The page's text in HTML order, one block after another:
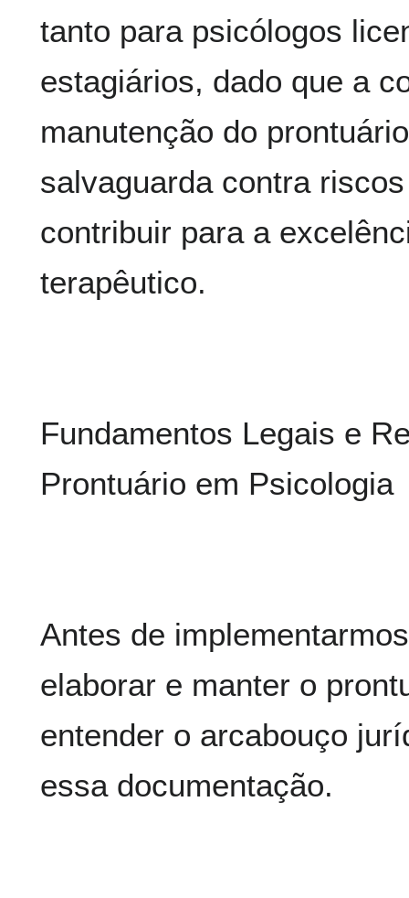
tanto para psicólogos
estagiários, dado que a
manutenção do
salvaguarda contra
contribuir para a
terapêutico.
Fundamentos Legais e
Prontuário em Psicologia
Antes de
elaborar e manter o
entender o arcabouço
essa documentação.